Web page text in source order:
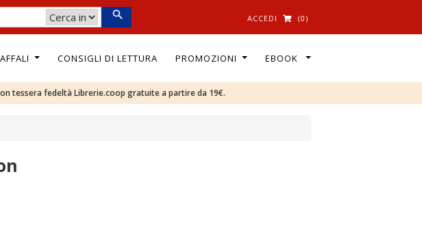
ACCEDI (0)
CONSIGLI DI LETTURA PROMOZIONI EBOOK
tessera fedeltà Librerie.coop gratuite a partire da 19€.